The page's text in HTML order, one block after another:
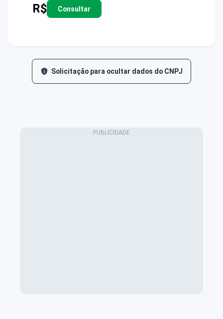
R$ Consultar
Solicitação para ocultar dados do CNPJ